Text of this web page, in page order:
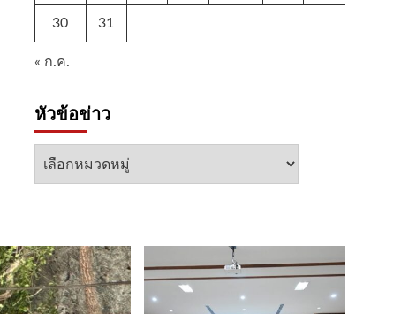
30 31
« ก.ค.
หัวข้อข่าว
หัวข้อ